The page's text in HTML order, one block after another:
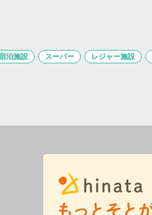
泊施設 スーパー レジャー施設